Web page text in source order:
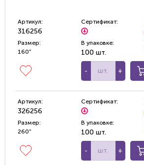
Артикул:
316256
Сертификат:
Размер:
160"
В упаковке:
100 шт.
- +
Артикул:
326256
Сертификат:
Размер:
260"
В упаковке:
100 шт.
- +